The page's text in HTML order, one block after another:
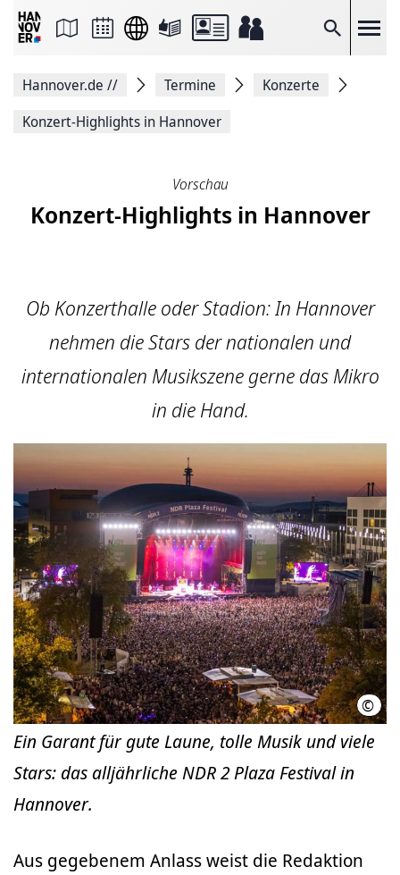
Suche
Seite
Facebook
Drucken
Hannover.de // Termine
Konzerte
Konzert-Highlights in Hannover
Vorschau
Konzert-Highlights in Hannover
Ob Konzerthalle oder Stadion: In Hannover
nehmen die Stars der nationalen und
internationalen Musikszene gerne das Mikro
in die Hand.
©
Ein Garant für gute Laune, tolle Musik und viele
Stars: das alljährliche NDR 2 Plaza Festival in
Hannover.
Aus gegebenem Anlass weist die Redaktion